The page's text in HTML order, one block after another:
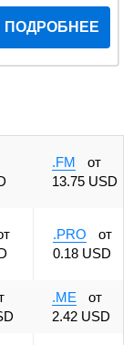
ПОДРОБНЕЕ
.FM
от
13.75 USD
.PRO
от
0.18 USD
.ME
от
2.42 USD